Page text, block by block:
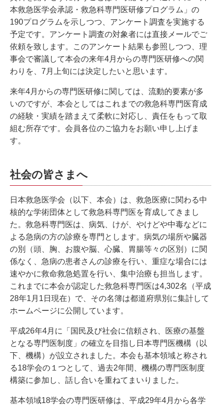
本救急医学会承認・救急科専門医研修プログラム」の
190プログラムを示しつつ、アンケート調査を実施する
予定です。アンケート調査の対象者には直接メールでご
依頼を致します。このアンケート結果も参照しつつ、理
事会で審議して本会の来年4月からの専門医研修への関
わりを、7月上旬には決定したいと思います。
来年4月からの専門医研修に関しては、流動的要素が多
いのですが、本会としてはこれまでの救急科専門医育成
の経験・実績を踏まえて柔軟に対応し、責任をもって取
組む所存です。会員各位のご協力をお願い申し上げま
す。
社会の皆さまへ
日本救急医学会（以下、本会）は、救急医療に関わる中
核的な学術団体として救急科専門医を育成してきまし
た。救急科専門医は、病気、けが、やけどや中毒などに
よる急病の方の診療を専門とします。病気の場所や臓器
の別（頭、胸、お腹や脳、心臓、胃腸等々の区別）に関
係なく、急病の患者さんの診療を行い、重症な場合には
速やかに救命救急処置を行い、集中治療も担当します。
これまでに本会が認定した救急科専門医は4,302名（平成
28年1月1日現在）で、その名簿は都道府県別に集計して
ホームページに公開しています。
平成26年4月に「国民及び社会に信頼され、医療の基盤
となる専門医制度」の確立を目指し日本専門医機構（以
下、機構）が設立されました。本会も基本領域と称され
る18学会の１つとして、過去2年間、機構の専門医制度
構築に参加し、話し合いを重ねてまいりました。
基本領域18学会の専門医研修は、平成29年4月から各学